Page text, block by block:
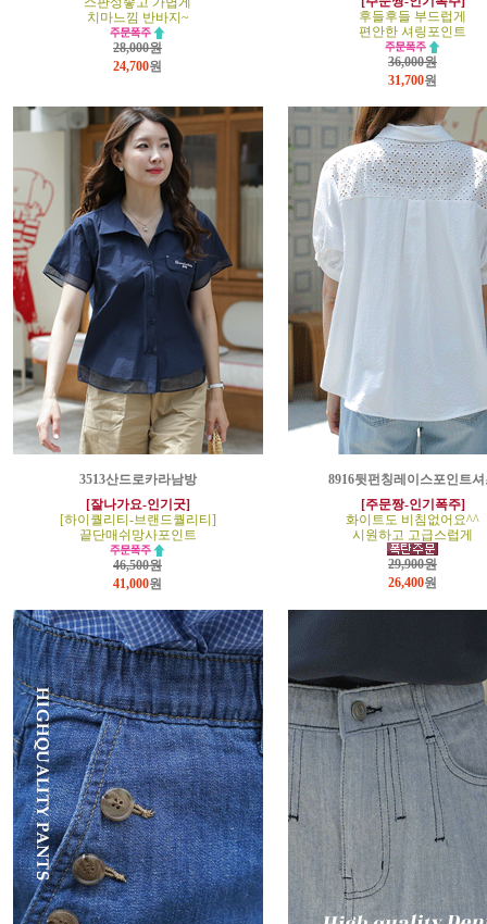
치마느낌 반바지~
28,000원
24,700원
후들후들 부드럽게
편안한 셔링포인트
36,000원
31,700원
3513산드로카라남방
[잘나가요-인기굿]
[하이퀄리티-브랜드퀄리티]
끝단매쉬망사포인트
46,500원
41,000원
8916뒷펀칭레이스포인트셔
[주문짱-인기폭주]
화이트도 비침없어요^^
시원하고 고급스럽게
29,900원
26,400원